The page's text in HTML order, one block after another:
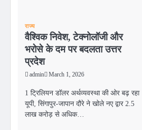
राज्य
वैश्विक निवेश, टेक्नोलॉजी और
भरोसे के दम पर बदलता उत्तर
प्रदेश
admin March 1, 2026
1 ट्रिलियन डॉलर अर्थव्यवस्था की ओर बढ़ रहा
यूपी, सिंगापुर-जापान दौरे ने खोले नए द्वार 2.5
लाख करोड़ से अधिक…